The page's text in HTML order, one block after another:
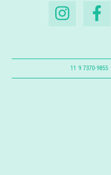
11 9 7370-9855